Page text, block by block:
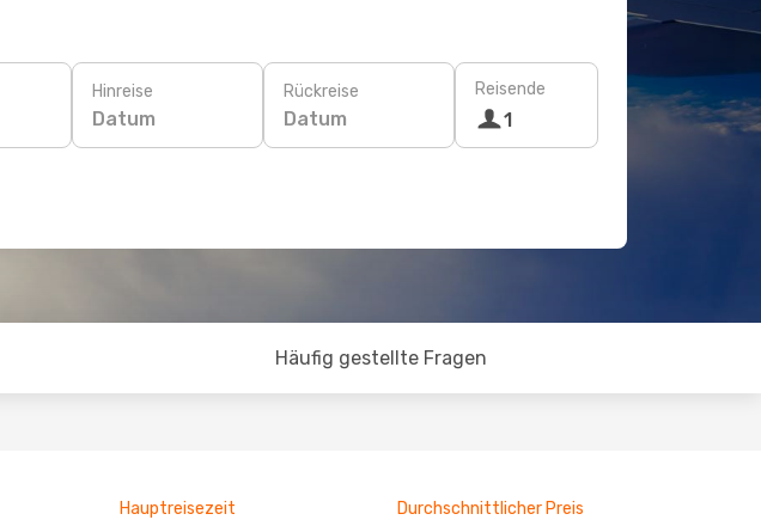
Hinreise
Datum
Rückreise
Datum
Reisende
1
Häufig gestellte Fragen
Hauptreisezeit Durchschnittlicher Preis